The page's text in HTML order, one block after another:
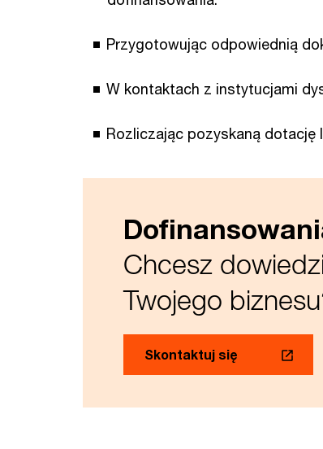
Przygotowując odpowiednią
W kontaktach z instytucjami
Rozliczając pozyskaną dotację
Chcesz
Twojego
Skontaktuj się